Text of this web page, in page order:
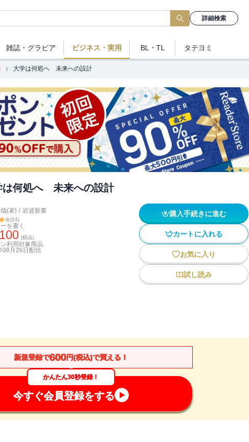
詳細検索
雑誌・ グラビア ビジネス ・実用 BL・TL タテヨミ
大学は何処へ 未来への設計
は何処へ 未来への設計
(著) / 岩波新書
(24)
を書く
(税込)
利用対象商品
08月26日 配信
購入手続きに進む
カートに入れる
お気に入り
試し読み
新規登録で600円(税込)で買える！
かんたん30秒登録！
今すぐ会員登録をする